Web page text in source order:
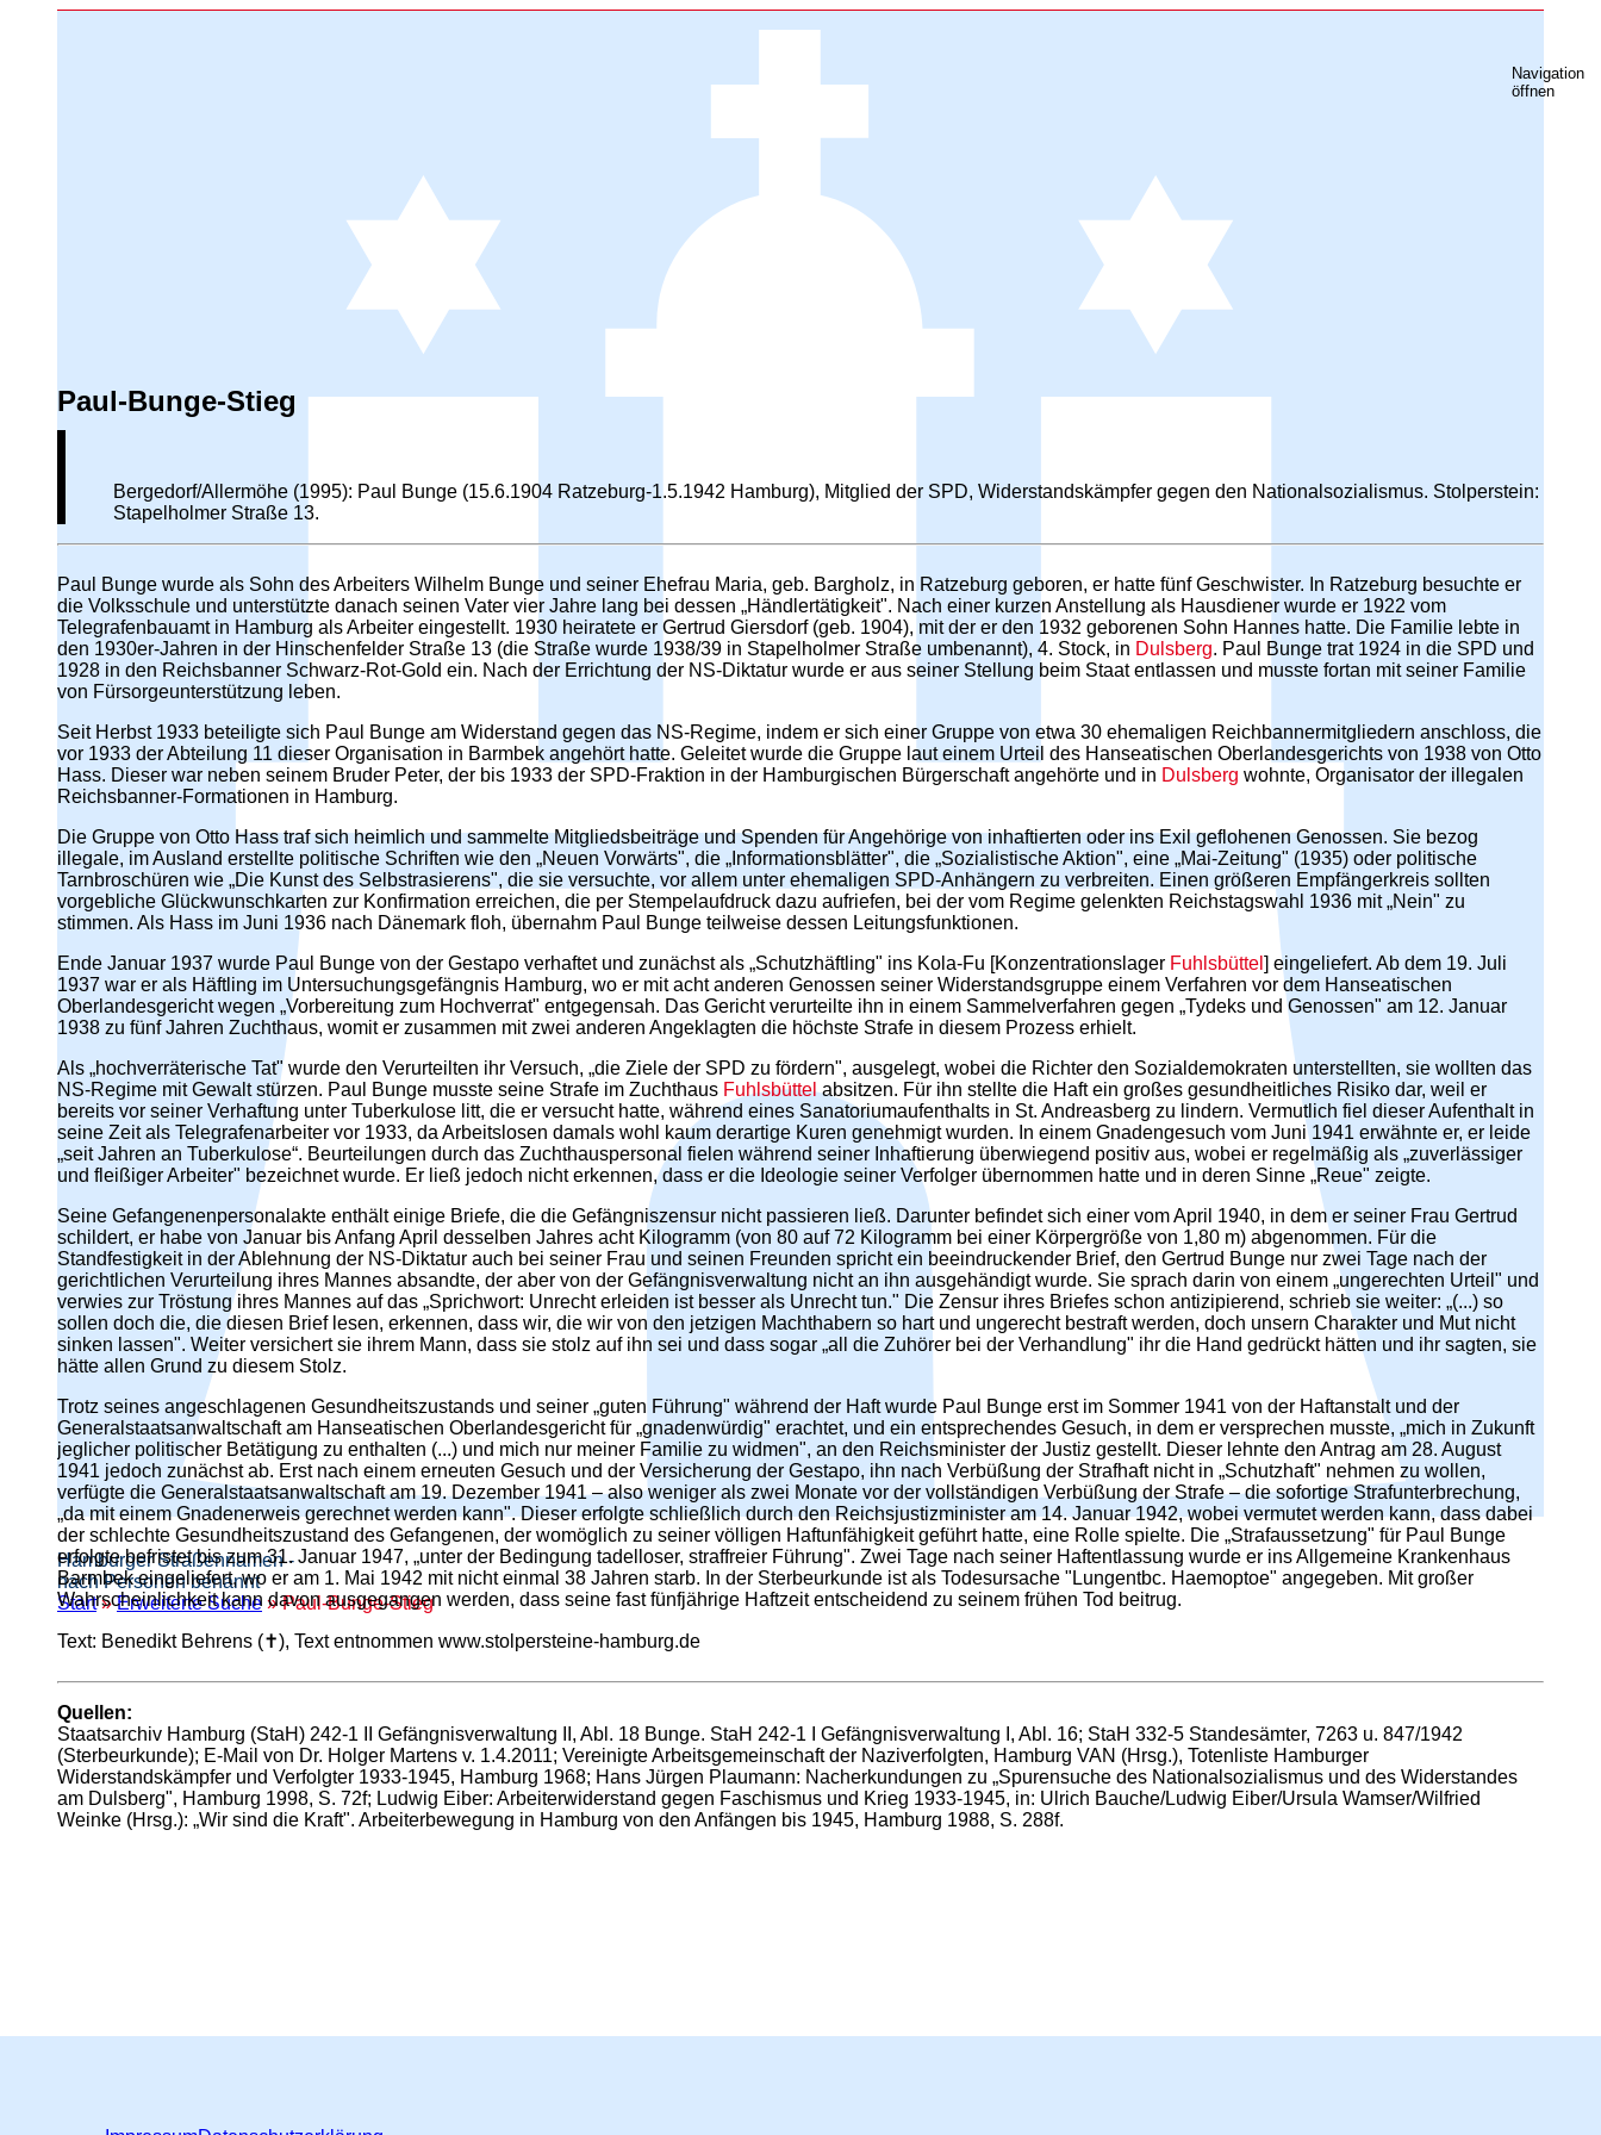
Hamburger Straßennamen -
nach Personen benannt
Start»Erweiterte Suche » Paul-Bunge-Stieg
Navigation
öffnen
Paul-Bunge-Stieg
Bergedorf/Allermöhe (1995): Paul Bunge (15.6.1904 Ratzeburg-1.5.1942 Hamburg), Mitglied der SPD, Widerstandskämpfer gegen den Nationalsozialismus. Stolperstein:
Stapelholmer Straße 13.
Paul Bunge wurde als Sohn des Arbeiters Wilhelm Bunge und seiner Ehefrau Maria, geb. Bargholz, in Ratzeburg geboren, er hatte fünf Geschwister. In Ratzeburg besuchte er
die Volksschule und unterstützte danach seinen Vater vier Jahre lang bei dessen „Händlertätigkeit". Nach einer kurzen Anstellung als Hausdiener wurde er 1922 vom
Telegrafenbauamt in Hamburg als Arbeiter eingestellt. 1930 heiratete er Gertrud Giersdorf (geb. 1904), mit der er den 1932 geborenen Sohn Hannes hatte. Die Familie lebte in
den 1930er-Jahren in der Hinschenfelder Straße 13 (die Straße wurde 1938/39 in Stapelholmer Straße umbenannt), 4. Stock, in Dulsberg. Paul Bunge trat 1924 in die SPD und
1928 in den Reichsbanner Schwarz-Rot-Gold ein. Nach der Errichtung der NS-Diktatur wurde er aus seiner Stellung beim Staat entlassen und musste fortan mit seiner Familie
von Fürsorgeunterstützung leben.
Seit Herbst 1933 beteiligte sich Paul Bunge am Widerstand gegen das NS-Regime, indem er sich einer Gruppe von etwa 30 ehemaligen Reichbannermitgliedern anschloss, die
vor 1933 der Abteilung 11 dieser Organisation in Barmbek angehört hatte. Geleitet wurde die Gruppe laut einem Urteil des Hanseatischen Oberlandesgerichts von 1938 von Otto
Hass. Dieser war neben seinem Bruder Peter, der bis 1933 der SPD-Fraktion in der Hamburgischen Bürgerschaft angehörte und in Dulsberg wohnte, Organisator der illegalen
Reichsbanner-Formationen in Hamburg.
Die Gruppe von Otto Hass traf sich heimlich und sammelte Mitgliedsbeiträge und Spenden für Angehörige von inhaftierten oder ins Exil geflohenen Genossen. Sie bezog
illegale, im Ausland erstellte politische Schriften wie den „Neuen Vorwärts", die „Informationsblätter", die „Sozialistische Aktion", eine „Mai-Zeitung" (1935) oder politische
Tarnbroschüren wie „Die Kunst des Selbstrasierens", die sie versuchte, vor allem unter ehemaligen SPD-Anhängern zu verbreiten. Einen größeren Empfängerkreis sollten
vorgebliche Glückwunschkarten zur Konfirmation erreichen, die per Stempelaufdruck dazu aufriefen, bei der vom Regime gelenkten Reichstagswahl 1936 mit „Nein" zu
stimmen. Als Hass im Juni 1936 nach Dänemark floh, übernahm Paul Bunge teilweise dessen Leitungsfunktionen.
Ende Januar 1937 wurde Paul Bunge von der Gestapo verhaftet und zunächst als „Schutzhäftling" ins Kola-Fu [Konzentrationslager Fuhlsbüttel ] eingeliefert. Ab dem 19. Juli
1937 war er als Häftling im Untersuchungsgefängnis Hamburg, wo er mit acht anderen Genossen seiner Widerstandsgruppe einem Verfahren vor dem Hanseatischen
Oberlandesgericht wegen „Vorbereitung zum Hochverrat" entgegensah. Das Gericht verurteilte ihn in einem Sammelverfahren gegen „Tydeks und Genossen" am 12. Januar
1938 zu fünf Jahren Zuchthaus, womit er zusammen mit zwei anderen Angeklagten die höchste Strafe in diesem Prozess erhielt.
Als „hochverräterische Tat" wurde den Verurteilten ihr Versuch, „die Ziele der SPD zu fördern", ausgelegt, wobei die Richter den Sozialdemokraten unterstellten, sie wollten das
NS-Regime mit Gewalt stürzen. Paul Bunge musste seine Strafe im Zuchthaus Fuhlsbüttelabsitzen. Für ihn stellte die Haft ein großes gesundheitliches Risiko dar, weil er
bereits vor seiner Verhaftung unter Tuberkulose litt, die er versucht hatte, während eines Sanatoriumaufenthalts in St. Andreasberg zu lindern. Vermutlich fiel dieser Aufenthalt in
seine Zeit als Telegrafenarbeiter vor 1933, da Arbeitslosen damals wohl kaum derartige Kuren genehmigt wurden. In einem Gnadengesuch vom Juni 1941 erwähnte er, er leide
„seit Jahren an Tuberkulose“. Beurteilungen durch das Zuchthauspersonal fielen während seiner Inhaftierung überwiegend positiv aus, wobei er regelmäßig als „zuverlässiger
und fleißiger Arbeiter" bezeichnet wurde. Er ließ jedoch nicht erkennen, dass er die Ideologie seiner Verfolger übernommen hatte und in deren Sinne „Reue" zeigte.
Seine Gefangenenpersonalakte enthält einige Briefe, die die Gefängniszensur nicht passieren ließ. Darunter befindet sich einer vom April 1940, in dem er seiner Frau Gertrud
schildert, er habe von Januar bis Anfang April desselben Jahres acht Kilogramm (von 80 auf 72 Kilogramm bei einer Körpergröße von 1,80 m) abgenommen. Für die
Standfestigkeit in der Ablehnung der NS-Diktatur auch bei seiner Frau und seinen Freunden spricht ein beeindruckender Brief, den Gertrud Bunge nur zwei Tage nach der
gerichtlichen Verurteilung ihres Mannes absandte, der aber von der Gefängnisverwaltung nicht an ihn ausgehändigt wurde. Sie sprach darin von einem „ungerechten Urteil" und
verwies zur Tröstung ihres Mannes auf das „Sprichwort: Unrecht erleiden ist besser als Unrecht tun." Die Zensur ihres Briefes schon antizipierend, schrieb sie weiter: „(...) so
sollen doch die, die diesen Brief lesen, erkennen, dass wir, die wir von den jetzigen Machthabern so hart und ungerecht bestraft werden, doch unsern Charakter und Mut nicht
sinken lassen". Weiter versichert sie ihrem Mann, dass sie stolz auf ihn sei und dass sogar „all die Zuhörer bei der Verhandlung" ihr die Hand gedrückt hätten und ihr sagten, sie
hätte allen Grund zu diesem Stolz.
Trotz seines angeschlagenen Gesundheitszustands und seiner „guten Führung" während der Haft wurde Paul Bunge erst im Sommer 1941 von der Haftanstalt und der
Generalstaatsanwaltschaft am Hanseatischen Oberlandesgericht für „gnadenwürdig" erachtet, und ein entsprechendes Gesuch, in dem er versprechen musste, „mich in Zukunft
jeglicher politischer Betätigung zu enthalten (...) und mich nur meiner Familie zu widmen", an den Reichsminister der Justiz gestellt. Dieser lehnte den Antrag am 28. August
1941 jedoch zunächst ab. Erst nach einem erneuten Gesuch und der Versicherung der Gestapo, ihn nach Verbüßung der Strafhaft nicht in „Schutzhaft" nehmen zu wollen,
verfügte die Generalstaatsanwaltschaft am 19. Dezember 1941 – also weniger als zwei Monate vor der vollständigen Verbüßung der Strafe – die sofortige Strafunterbrechung,
„da mit einem Gnadenerweis gerechnet werden kann". Dieser erfolgte schließlich durch den Reichsjustizminister am 14. Januar 1942, wobei vermutet werden kann, dass dabei
der schlechte Gesundheitszustand des Gefangenen, der womöglich zu seiner völligen Haftunfähigkeit geführt hatte, eine Rolle spielte. Die „Strafaussetzung" für Paul Bunge
erfolgte befristet bis zum 31. Januar 1947, „unter der Bedingung tadelloser, straffreier Führung". Zwei Tage nach seiner Haftentlassung wurde er ins Allgemeine Krankenhaus
Barmbek eingeliefert, wo er am 1. Mai 1942 mit nicht einmal 38 Jahren starb. In der Sterbeurkunde ist als Todesursache "Lungentbc. Haemoptoe" angegeben. Mit großer
Wahrscheinlichkeit kann davon ausgegangen werden, dass seine fast fünfjährige Haftzeit entscheidend zu seinem frühen Tod beitrug.
Text: Benedikt Behrens (✝), Text entnommen www.stolpersteine-hamburg.de
Quellen:
Staatsarchiv Hamburg (StaH) 242-1 II Gefängnisverwaltung II, Abl. 18 Bunge. StaH 242-1 I Gefängnisverwaltung I, Abl. 16; StaH 332-5 Standesämter, 7263 u. 847/1942
(Sterbeurkunde); E-Mail von Dr. Holger Martens v. 1.4.2011; Vereinigte Arbeitsgemeinschaft der Naziverfolgten, Hamburg VAN (Hrsg.), Totenliste Hamburger
Widerstandskämpfer und Verfolgter 1933-1945, Hamburg 1968; Hans Jürgen Plaumann: Nacherkundungen zu „Spurensuche des Nationalsozialismus und des Widerstandes
am Dulsberg", Hamburg 1998, S. 72f; Ludwig Eiber: Arbeiterwiderstand gegen Faschismus und Krieg 1933-1945, in: Ulrich Bauche/Ludwig Eiber/Ursula Wamser/Wilfried
Weinke (Hrsg.): „Wir sind die Kraft". Arbeiterbewegung in Hamburg von den Anfängen bis 1945, Hamburg 1988, S. 288f.